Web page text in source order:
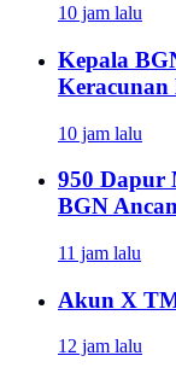
10 jam lalu
Kepala
Keracunan
10 jam lalu
950 Dapur
BGN
11 jam lalu
Akun X
12 jam lalu